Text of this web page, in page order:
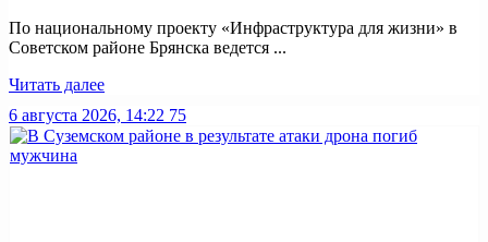
По национальному проекту «Инфраструктура для жизни» в
Советском районе Брянска ведется ...
Читать далее
6 августа 2026, 14:22 75